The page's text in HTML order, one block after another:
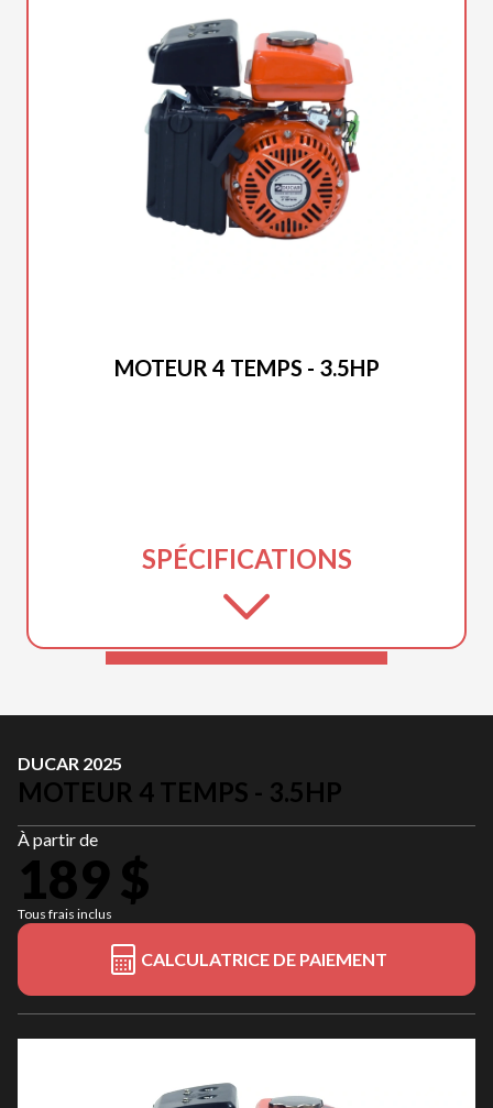
MOTEUR 4 TEMPS - 3.5HP
SPÉCIFICATIONS
DUCAR 2025
MOTEUR 4 TEMPS - 3.5HP
À partir de
189 $
Tous frais inclus
CALCULATRICE DE PAIEMENT